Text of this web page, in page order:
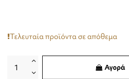
Τελευταία προϊόντα σε απόθεμα
Αγορά